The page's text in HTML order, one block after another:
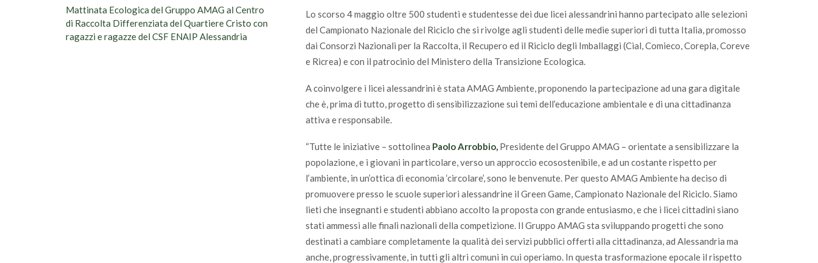
Mattinata Ecologica del Gruppo AMAG al Centro
di Raccolta Differenziata del Quartiere Cristo con
ragazzi e ragazze del CSF ENAIP Alessandria
Lo scorso 4 maggio oltre 500 studenti e studentesse dei due licei alessandrini hanno partecipato alle selezioni
del Campionato Nazionale del Riciclo che si rivolge agli studenti delle medie superiori di tutta Italia, promosso
dai Consorzi Nazionali per la Raccolta, il Recupero ed il Riciclo degli Imballaggi (Cial, Comieco, Corepla, Coreve
e Ricrea) e con il patrocinio del Ministero della Transizione Ecologica.
A coinvolgere i licei alessandrini è stata AMAG Ambiente, proponendo la partecipazione ad una gara digitale
che è, prima di tutto, progetto di sensibilizzazione sui temi dell’educazione ambientale e di una cittadinanza
attiva e responsabile.
“Tutte le iniziative – sottolinea Paolo Arrobbio, Presidente del Gruppo AMAG – orientate a sensibilizzare la
popolazione, e i giovani in particolare, verso un approccio ecosostenibile, e ad un costante rispetto per
l’ambiente, in un’ottica di economia ‘circolare’, sono le benvenute. Per questo AMAG Ambiente ha deciso di
promuovere presso le scuole superiori alessandrine il Green Game, Campionato Nazionale del Riciclo. Siamo
lieti che insegnanti e studenti abbiano accolto la proposta con grande entusiasmo, e che i licei cittadini siano
stati ammessi alle finali nazionali della competizione. Il Gruppo AMAG sta sviluppando progetti che sono
destinati a cambiare completamente la qualità dei servizi pubblici offerti alla cittadinanza, ad Alessandria ma
anche, progressivamente, in tutti gli altri comuni in cui operiamo. In questa trasformazione epocale il rispetto